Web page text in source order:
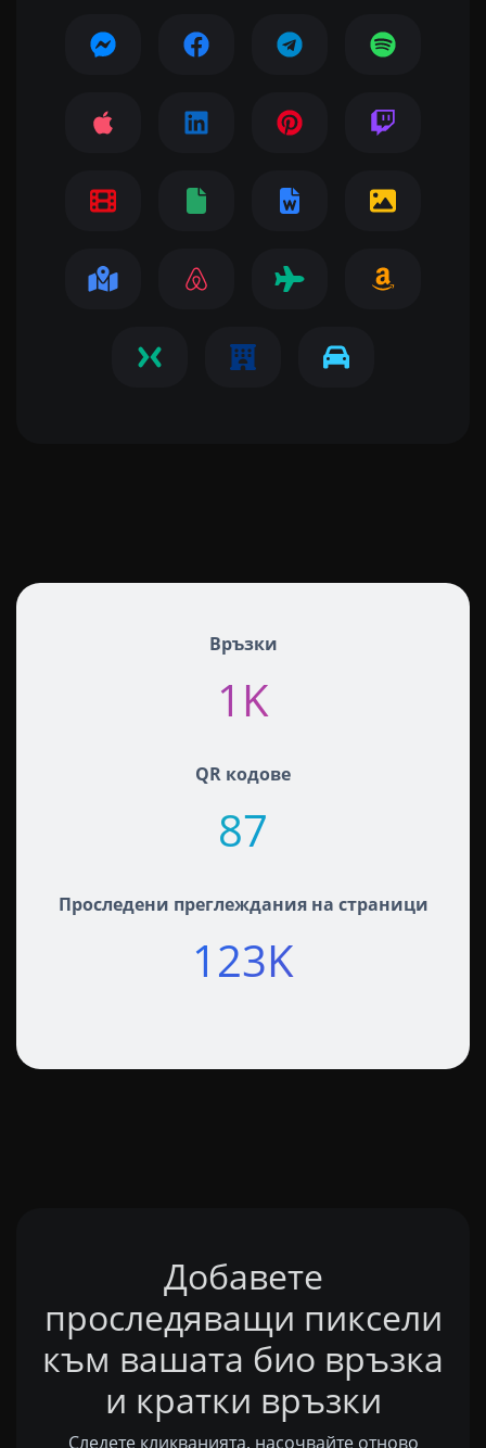
Връзки
1K+
QR кодове
87+
Проследени преглеждания на страници
123K+
Добавете
проследяващи пиксели
към вашата био връзка
и кратки връзки
Следете кликванията, насочвайте отново